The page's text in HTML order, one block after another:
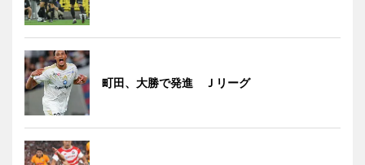
町田、大勝で発進 Ｊリーグ